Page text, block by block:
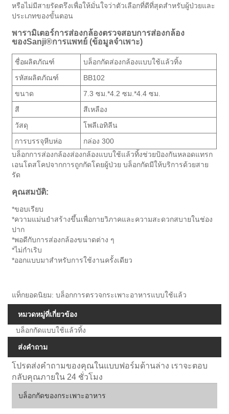
หรือไม่มีสายรัดตรึงเพื่อให้มั่นใจว่าตัวเลือกที่ดีที่สุดสำหรับผู้ป่วยและ
ประเภทของขั้นตอน
พารามิเตอร์การส่องกล้องตรวจสอบการส่องกล้อง
ของSanji®การแพทย์ (ข้อมูลจำเพาะ)
ชื่อผลิตภัณฑ์
บล็อกกัดส่องกล้องแบบใช้แล้วทิ้ง
รหัสผลิตภัณฑ์
BB102
ขนาด
7.3 ซม.*4.2 ซม.*4.4 ซม.
สี
สีเหลือง
วัสดุ
โพลีเอทิลีน
การบรรจุหีบห่อ
กล่อง 300
บล็อกการส่องกล้องส่องกล้องแบบใช้แล้วทิ้งช่วยป้องกันหลอดแทรก
เอนโดสโคปจากการถูกกัดโดยผู้ป่วย บล็อกกัดมีให้บริการด้วยสาย
รัด
คุณสมบัติ:
*ขอบเรียบ
*ความแม่นยำสร้างขึ้นเพื่อกายวิภาคและความสะดวกสบายในช่อง
ปาก
*พอดีกับการส่องกล้องขนาดต่าง ๆ
*ไม่กำเริบ
*ออกแบบมาสำหรับการใช้งานครั้งเดียว
แท็กยอดนิยม: บล็อกการตรวจกระเพาะอาหารแบบใช้แล้ว
หมวดหมู่ที่เกี่ยวข้อง
บล็อกกัดแบบใช้แล้วทิ้ง
ส่งคำถาม
โปรดส่งคำถามของคุณในแบบฟอร์มด้านล่าง เราจะตอบ
กลับคุณภายใน 24 ชั่วโมง